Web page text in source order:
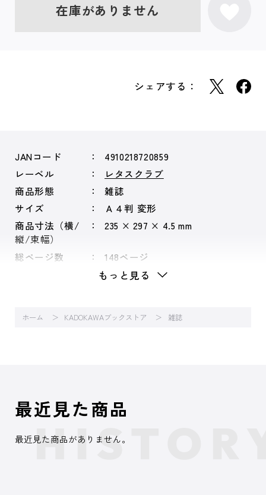
在庫がありません
シェアする：
JANコード
4910218720859
レーベル
レタスクラブ
商品形態
雑誌
サイズ
Ａ４判 変形
商品寸法（横/
縦/束幅）
235 × 297 × 4.5 mm
総ページ数 148ページ
もっと見る
ホーム KADOKAWAブックストア 雑誌
最近見た商品
最近見た商品がありません。